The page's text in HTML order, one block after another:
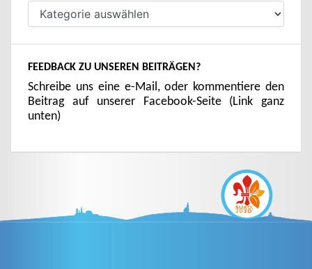
Kategorien
FEEDBACK ZU UNSEREN BEITRÄGEN?
Schreibe uns eine e-Mail, oder kommentiere den
Beitrag auf unserer Facebook-Seite (Link ganz
unten)